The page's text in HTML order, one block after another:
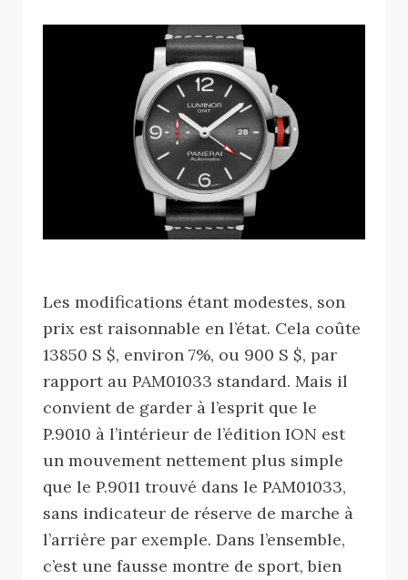
Les modifications étant modestes, son
prix est raisonnable en l’état. Cela coûte
13850 S $, environ 7%, ou 900 S $, par
rapport au PAM01033 standard. Mais il
convient de garder à l’esprit que le
P.9010 à l’intérieur de l’édition ION est
un mouvement nettement plus simple
que le P.9011 trouvé dans le PAM01033,
sans indicateur de réserve de marche à
l’arrière par exemple. Dans l’ensemble,
c’est une fausse montre de sport, bien